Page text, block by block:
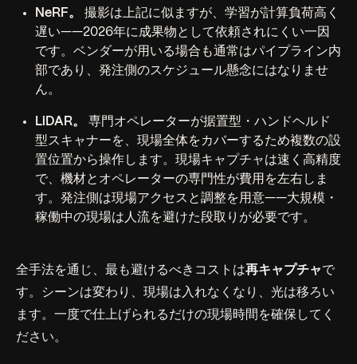
NeRF。
撮影は上記に似ますが、学習が計算負荷高く
遅い——2026年に成果物として依頼されにくい一因
です。ベンダーが用いる場合も通常はパイプライン内
部であり、発注側のスケジュール懸念にはなりませ
ん。
LiDAR。
専門オペレーターが据置型・ハンドヘルド
型スキャナーを、現場全体をカバーするため複数の設
置位置から操作します。現場キャプチャは速く高精度
で、機材とオペレーターの専門性が費用を左右しま
す。発注側は現場アクセスと調整を用意——大規模・
稼働中の現場は人流を避けた段取りが必要です。
全手法を通じ、最も避けるべきコストは再キャプチャ で
す。シーンは変わり、現場は入れなくなり、光は移ろい
ます。一度で仕上げられるだけの現場時間を確保してく
ださい。